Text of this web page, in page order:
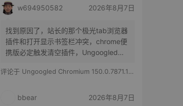
w694950582 2026年8月7日
找到原因了，站长的那个极光tab浏览器
插件和打开显示书签栏冲突，chrome便
携版必定触发清空插件，Ungoogled
所有插件，有时候只是极光tab插件消失
评论于 Ungoogled Chromium 150.0.7871.186-1.1 果核优化便携版
bbear 2026年8月7日